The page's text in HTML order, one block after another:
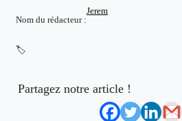
Nom du rédacteur :
Jerem
🏷️
Partagez notre article !